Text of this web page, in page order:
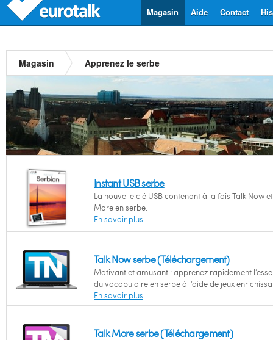
Contact
Aide
Magasin
Magasin Apprenez le serbe
Instant USB serbe
La nouvelle clé USB contenant à la fois Talk Now
More en serbe.
En savoir plus
Talk Now serbe (Téléchargement)
Motivant et amusant : apprenez rapidement
du vocabulaire en serbe à l’aide de jeux
En savoir plus
Talk More serbe (Téléchargement)